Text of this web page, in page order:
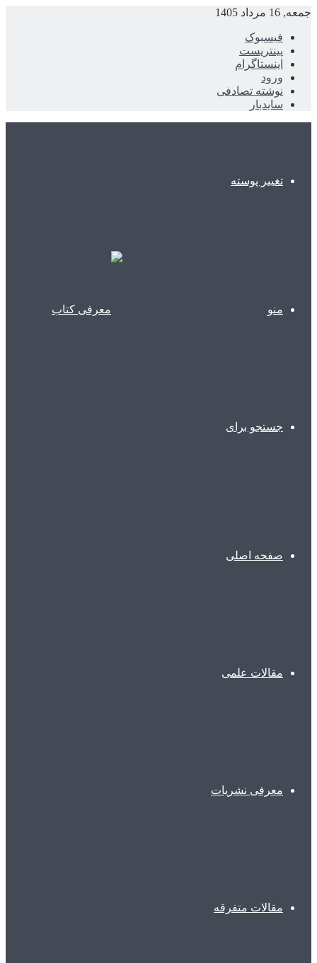
جمعه, 16 مرداد 1405
فیسبوک
پینتریست
اینستاگرام
ورود
نوشته تصادفی
سایدبار
تغییر پوسته
منو
جستجو برای
صفحه اصلی
مقالات علمی
معرفی نشریات
مقالات متفرقه